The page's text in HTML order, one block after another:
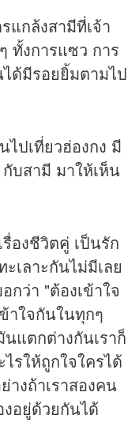
แกล้งสามีที่เจ้า
ทั้งการแซว การ
ด้มีรอยยิ้มตามไป
ไปเที่ยวฮ่องกง มี
บสามี มาให้เห็น
องชีวิตคู่ เป็นรัก
เลาะกันไม่มีเลย
กว่า "ต้องเข้าใจ
าใจกันในทุกๆ
แตกต่างกันเราก็
รให้ถูกใจใครได้
างถ้าเราสองคน
งอยู่ด้วยกันได้